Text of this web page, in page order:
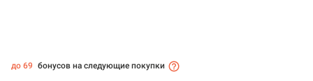
до 69 бонусов на следующие покупки